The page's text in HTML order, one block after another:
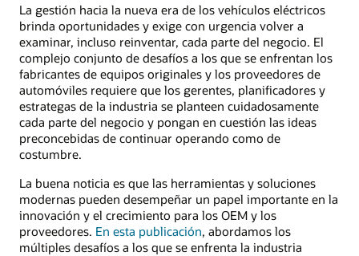
La gestión hacia la nueva era de los vehículos eléctricos
brinda oportunidades y exige con urgencia volver a
examinar, incluso reinventar, cada parte del negocio. El
complejo conjunto de desafíos a los que se enfrentan los
fabricantes de equipos originales y los proveedores de
automóviles requiere que los gerentes, planificadores y
estrategas de la industria se planteen cuidadosamente
cada parte del negocio y pongan en cuestión las ideas
preconcebidas de continuar operando como de
costumbre.
La buena noticia es que las herramientas y soluciones
modernas pueden desempeñar un papel importante en la
innovación y el crecimiento para los OEM y los
proveedores. En esta publicación, abordamos los
múltiples desafíos a los que se enfrenta la industria